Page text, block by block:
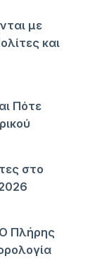
με
και
Πότε
στο
Πλήρης